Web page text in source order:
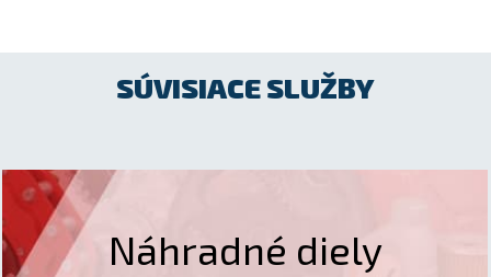
SÚVISIACE SLUŽBY
Náhradné diely